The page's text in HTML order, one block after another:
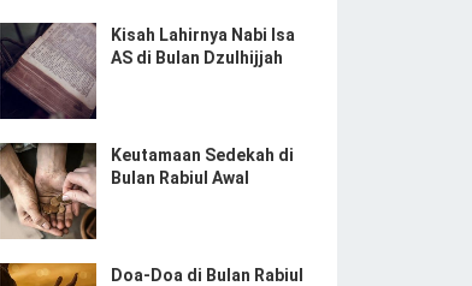
Kisah Lahirnya Nabi Isa
AS di Bulan Dzulhijjah
Keutamaan Sedekah di
Bulan Rabiul Awal
Doa-Doa di Bulan Rabiul